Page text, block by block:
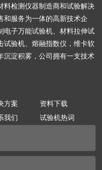
料检测仪器制造商和试验解决
和服务为一体的高新技术企
电子万能试验机、材料拉伸试
试验机、熔融指数仪，维卡软
沉淀积雾，公司拥有一支技术
方案
资料下载
我们 试验机热词